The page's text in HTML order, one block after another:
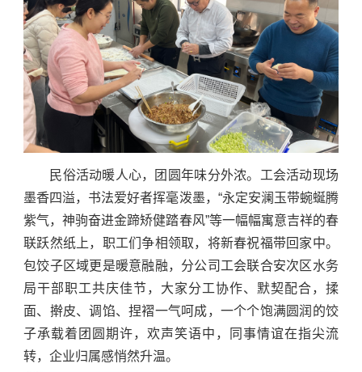
民俗活动暖人心，团圆年味分外浓。工会活动现场
墨香四溢，书法爱好者挥毫泼墨，“永定安澜玉带蜿蜒腾
紫气，神驹奋进金蹄矫健踏春风”等一幅幅寓意吉祥的春
联跃然纸上，职工们争相领取，将新春祝福带回家中。
包饺子区域更是暖意融融，分公司工会联合安次区水务
局干部职工共庆佳节，大家分工协作、默契配合，揉
面、擀皮、调馅、捏褶一气呵成，一个个饱满圆润的饺
子承载着团圆期许，欢声笑语中，同事情谊在指尖流
转，企业归属感悄然升温。